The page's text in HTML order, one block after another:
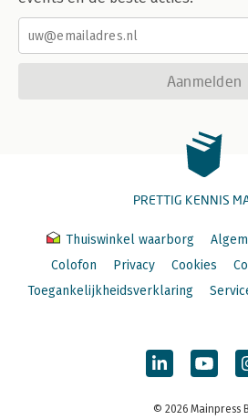
Aanmelden
PRETTIG KENNIS
Thuiswinkel waarborg
Colofon
Privacy Cookies
Toegankelijkheidsverklaring
© 2026 Mainpress